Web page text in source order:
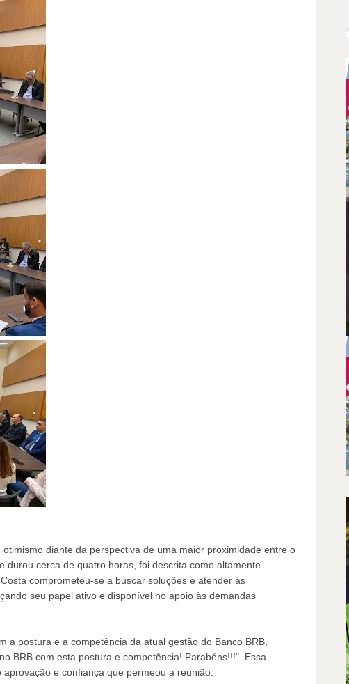
diante da perspectiva de uma maior proximidade entre o
durou cerca de quatro horas, foi descrita como altamente
comprometeu-se a buscar soluções e atender às
seu papel ativo e disponível no apoio às demandas
a postura e a competência da atual gestão do Banco BRB,
BRB com esta postura e competência! Parabéns!!!". Essa
e confiança que permeou a reunião.